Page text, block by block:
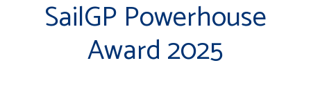
SailGP Powerhouse
Award 2025